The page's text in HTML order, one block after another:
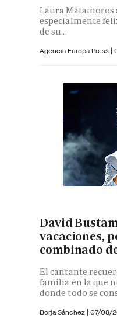
Laura
especialmente
de su...
Agencia Europa Press |
David
vacaciones,
combinado
El cantante
familia en la que
donde todo se
Borja Sánchez | 07/08/